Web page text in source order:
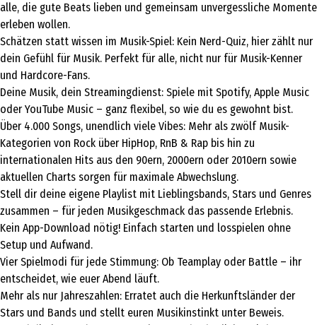
alle, die gute Beats lieben und gemeinsam unvergessliche Momente
erleben wollen.
Schätzen statt wissen im Musik-Spiel: Kein Nerd-Quiz, hier zählt nur
dein Gefühl für Musik. Perfekt für alle, nicht nur für Musik-Kenner
und Hardcore-Fans.
Deine Musik, dein Streamingdienst: Spiele mit Spotify, Apple Music
oder YouTube Music – ganz flexibel, so wie du es gewohnt bist.
Über 4.000 Songs, unendlich viele Vibes: Mehr als zwölf Musik-
Kategorien von Rock über HipHop, RnB & Rap bis hin zu
internationalen Hits aus den 90ern, 2000ern oder 2010ern sowie
aktuellen Charts sorgen für maximale Abwechslung.
Stell dir deine eigene Playlist mit Lieblingsbands, Stars und Genres
zusammen – für jeden Musikgeschmack das passende Erlebnis.
Kein App-Download nötig! Einfach starten und losspielen ohne
Setup und Aufwand.
Vier Spielmodi für jede Stimmung: Ob Teamplay oder Battle – ihr
entscheidet, wie euer Abend läuft.
Mehr als nur Jahreszahlen: Erratet auch die Herkunftsländer der
Stars und Bands und stellt euren Musikinstinkt unter Beweis.